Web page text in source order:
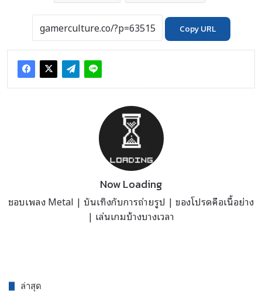
Copy URL
Now Loading
ชอบเพลง Metal | บันเทิงกับการถ่ายรูป | ของโปรดคือเนื้อย่าง
| เล่นเกมบ้างบางเวลา
ล่าสุด